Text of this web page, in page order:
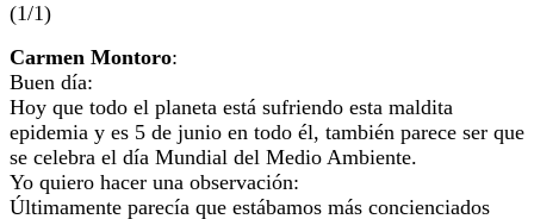
(1/1)
Carmen Montoro:
Buen día:
Hoy que todo el planeta está sufriendo esta maldita
epidemia y es 5 de junio en todo él, también parece ser que
se celebra el día Mundial del Medio Ambiente.
Yo quiero hacer una observación:
Últimamente parecía que estábamos más concienciados